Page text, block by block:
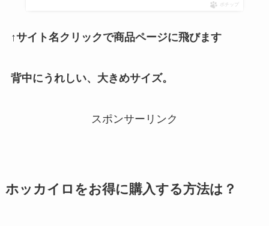
ポチップ
↑サイト名クリックで商品ページに飛びます
背中にうれしい、大きめサイズ。
スポンサーリンク
ホッカイロ をお得に購入する方法は？